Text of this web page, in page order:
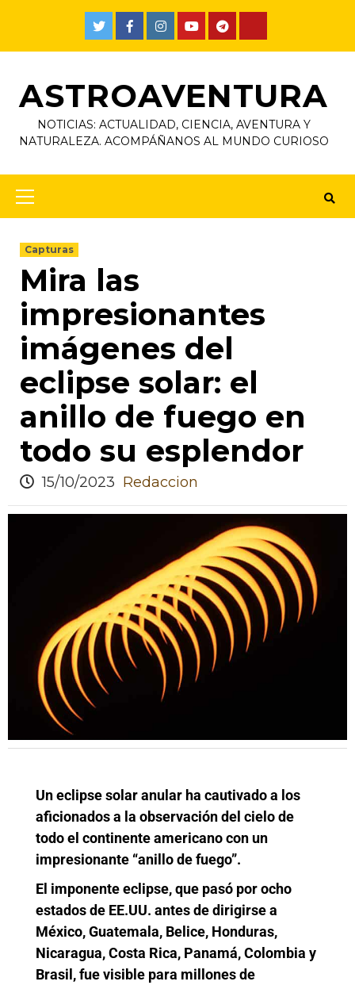
ASTROAVENTURA
NOTICIAS: ACTUALIDAD, CIENCIA, AVENTURA Y
NATURALEZA. ACOMPÁÑANOS AL MUNDO CURIOSO
Capturas
Mira las
impresionantes
imágenes del
eclipse solar: el
anillo de fuego en
todo su esplendor
15/10/2023 Redaccion
Un eclipse solar anular ha cautivado a los
aficionados a la observación del cielo de
todo el continente americano con un
impresionante “anillo de fuego”.
El imponente eclipse, que pasó por ocho
estados de EE.UU. antes de dirigirse a
México, Guatemala, Belice, Honduras,
Nicaragua, Costa Rica, Panamá, Colombia y
Brasil, fue visible para millones de